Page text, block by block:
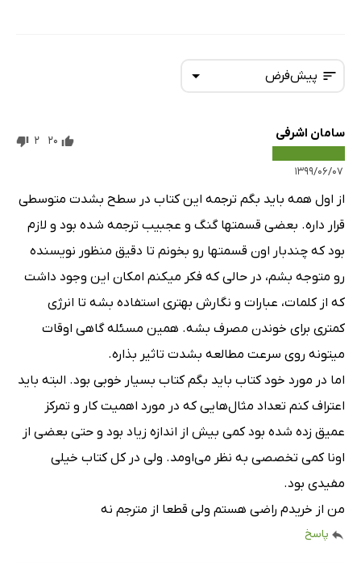
پیش‌فرض
پیش‌فرض
جدیدترین
سامان اشرفی
۱۳۹۹/۰۶/۰۷
20
2
از اول همه باید بگم ترجمه این کتاب در سطح بشدت متوسطی
قرار داره. بعضی قسمتها گنگ و عجبیب ترجمه شده بود و لازم
بود که چندبار اون قسمتها رو بخونم تا دقیق منظور نویسنده
رو متوجه بشم، در حالی که فکر میکنم امکان این وجود داشت
که از کلمات، عبارات و نگارش بهتری استفاده بشه تا انرژی
کمتری برای خوندن مصرف بشه. همین مسئله گاهی اوقات
میتونه روی سرعت مطالعه بشدت تاثیر بذاره.
اما در مورد خود کتاب باید بگم کتاب بسیار خوبی بود. البته باید
اعتراف کنم تعداد مثال‌هایی که در مورد اهمیت کار و تمرکز
عمیق زده شده بود کمی بیش از اندازه زیاد بود و حتی بعضی از
اونا کمی تخصصی به نظر می‌اومد. ولی در کل کتاب خیلی
مفیدی بود.
من از خریدم راضی هستم ولی قطعا از مترجم نه
پاسخ